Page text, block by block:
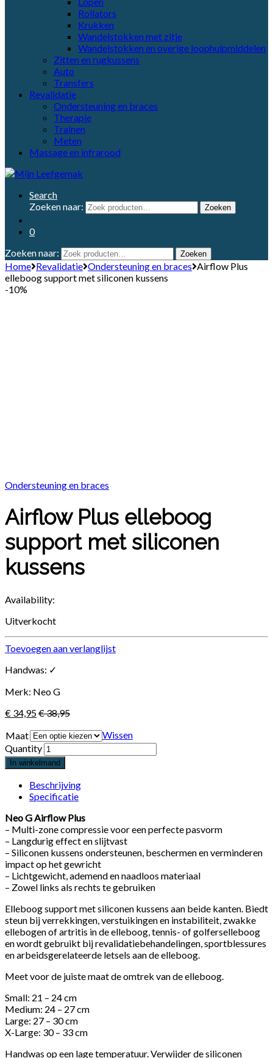
Rollators
Krukken
Wandelstokken met zitje
Wandelstokken en overige loophulpmiddelen
Zitten en rugkussens
Auto
Transfers
Revalidatie
Ondersteuning en braces
Therapie
Trainen
Meten
Massage en infrarood
Search
Zoeken naar:
Zoeken
0
Zoeken naar:
Zoeken
Home Revalidatie Ondersteuning en braces Airflow Plus
elleboog support met siliconen kussens
-10%
Ondersteuning en braces
Airflow Plus elleboog
support met siliconen
kussens
Availability:
Uitverkocht
Toevoegen aan verlanglijst
Handwas: ✓
Merk: Neo G
€ 34,95€38,95
Maat
Wissen
Quantity
In winkelmand
Beschrijving
Specificatie
Neo G Airflow Plus
– Multi-zone compressie voor een perfecte pasvorm
– Langdurig effect en slijtvast
– Siliconen kussens ondersteunen, beschermen en verminderen
impact op het gewricht
– Lichtgewicht, ademend en naadloos materiaal
– Zowel links als rechts te gebruiken
Elleboog support met siliconen kussens aan beide kanten. Biedt
steun bij verrekkingen, verstuikingen en instabiliteit, zwakke
ellebogen of artritis in de elleboog, tennis- of golferselleboog
en wordt gebruikt bij revalidatiebehandelingen, sportblessures
en arbeidsgerelateerde letsels aan de elleboog.
Meet voor de juiste maat de omtrek van de elleboog.
Small: 21 – 24 cm
Medium: 24 – 27 cm
Large: 27 – 30 cm
X-Large: 30 – 33 cm
Handwas op een lage temperatuur. Verwijder de siliconen